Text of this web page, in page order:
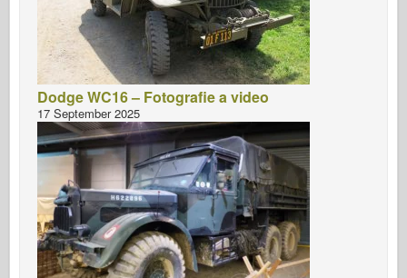
Dodge WC16 – Fotografie a video
17 September 2025